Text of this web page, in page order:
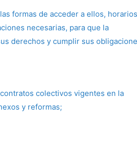
formas de acceder a ellos, horarios
necesarias, para que la
derechos y cumplir sus
colectivos vigentes en la
y reformas;